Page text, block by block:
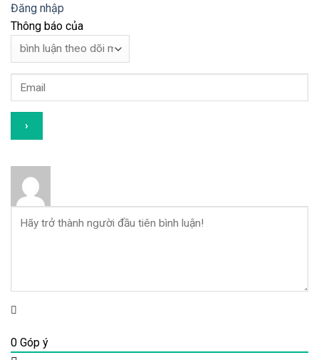
Đăng nhập
Thông báo của
0 Góp ý